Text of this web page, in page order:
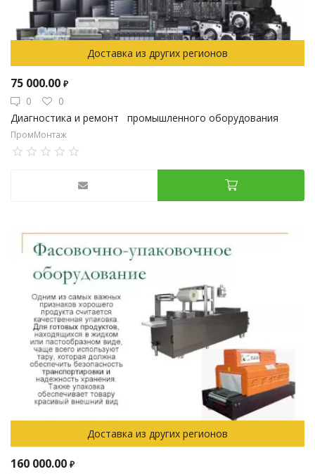
Доставка из других регионов
75 000.00 ₽
0
0
Диагностика и ремонт промышленного оборудования
ПромМонтаж
Доставка из других регионов
160 000.00 ₽